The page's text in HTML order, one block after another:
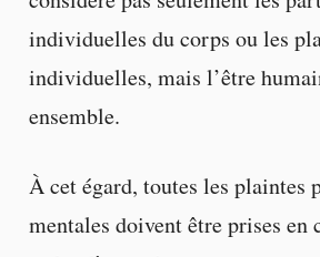
individuelles du corps ou les
individuelles, mais l’être
ensemble.
À cet égard, toutes les plaintes
mentales doivent être prises en